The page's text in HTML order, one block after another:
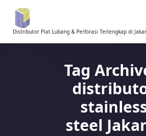
Content
Distributor Plat Lubang & Perforasi Terlengkap di
Tag
steel